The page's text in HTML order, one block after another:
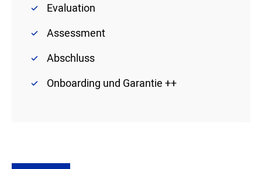
Evaluation
Assessment
Abschluss
Onboarding und Garantie ++